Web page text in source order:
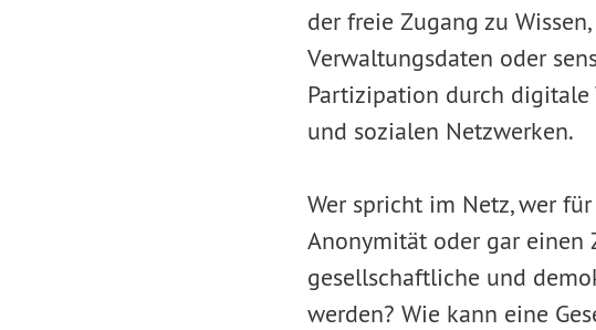
der freie Zugang zu
Verwaltungsdaten oder
Partizipation durch digitale
und sozialen Netzwerken.
Wer spricht im Netz, wer
Anonymität oder gar einen
gesellschaftliche und
werden? Wie kann eine